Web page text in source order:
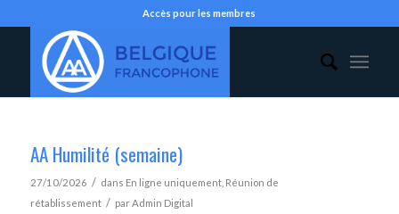
Accès pour les membres
AA Humilité (semaine)
27/10/2026 / dans En ligne uniquement, Réunion de
rétablissement / parAdmin Digital